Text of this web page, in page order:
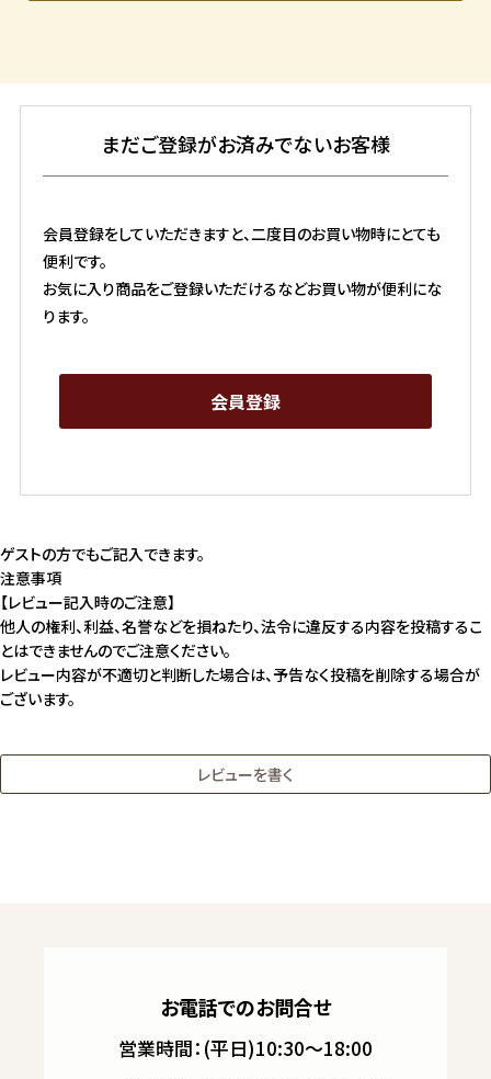
まだご登録がお済みでないお客様
会員登録をしていただきますと、二度目のお買い物時にとても
便利です。
お気に入り商品をご登録いただけるなどお買い物が便利にな
ります。
会員登録
ゲストの方でもご記入できます。
注意事項
【レビュー記入時のご注意】
他人の権利、利益、名誉などを損ねたり、法令に違反する内容を投稿するこ
とはできませんのでご注意ください。
レビュー内容が不適切と判断した場合は、予告なく投稿を削除する場合が
ございます。
レビューを書く
お電話でのお問合せ
営業時間：(平日)10:30～18:00